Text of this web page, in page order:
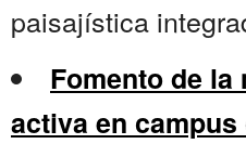
paisajística
Fomento de
activa en